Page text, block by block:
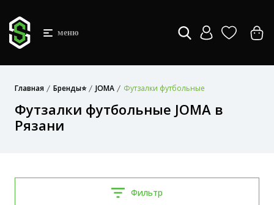
меню
Главная Бренды⭐ JOMA Футзалки футбольные
Футзалки футбольные JOMA в
Рязани
Фильтр